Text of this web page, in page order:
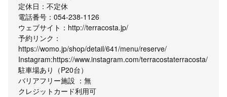
定休日：不定休
電話番号：054-238-1126
ウェブサイト：http://terracosta.jp/
予約リンク：
https://womo.jp/shop/detail/641/menu/reserve/
Instagram:https://www.instagram.com/terracostaterracosta/
駐車場あり（P20台）
バリアフリー施設 ：無
クレジットカード利用可